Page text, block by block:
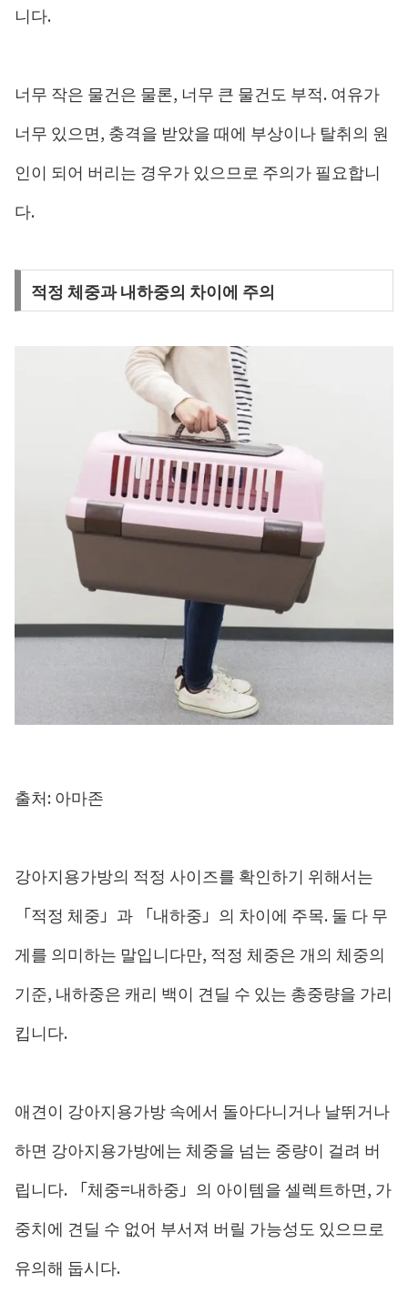
니다.
너무 작은 물건은 물론, 너무 큰 물건도 부적. 여유가
너무 있으면, 충격을 받았을 때에 부상이나 탈취의 원
인이 되어 버리는 경우가 있으므로 주의가 필요합니
다.
적정 체중과 내하중의 차이에 주의
출처: 아마존
강아지용가방의 적정 사이즈를 확인하기 위해서는
「적정 체중」과 「내하중」의 차이에 주목. 둘 다 무
게를 의미하는 말입니다만, 적정 체중은 개의 체중의
기준, 내하중은 캐리 백이 견딜 수 있는 총중량을 가리
킵니다.
애견이 강아지용가방 속에서 돌아다니거나 날뛰거나
하면 강아지용가방에는 체중을 넘는 중량이 걸려 버
립니다. 「체중=내하중」의 아이템을 셀렉트하면, 가
중치에 견딜 수 없어 부서져 버릴 가능성도 있으므로
유의해 둡시다.